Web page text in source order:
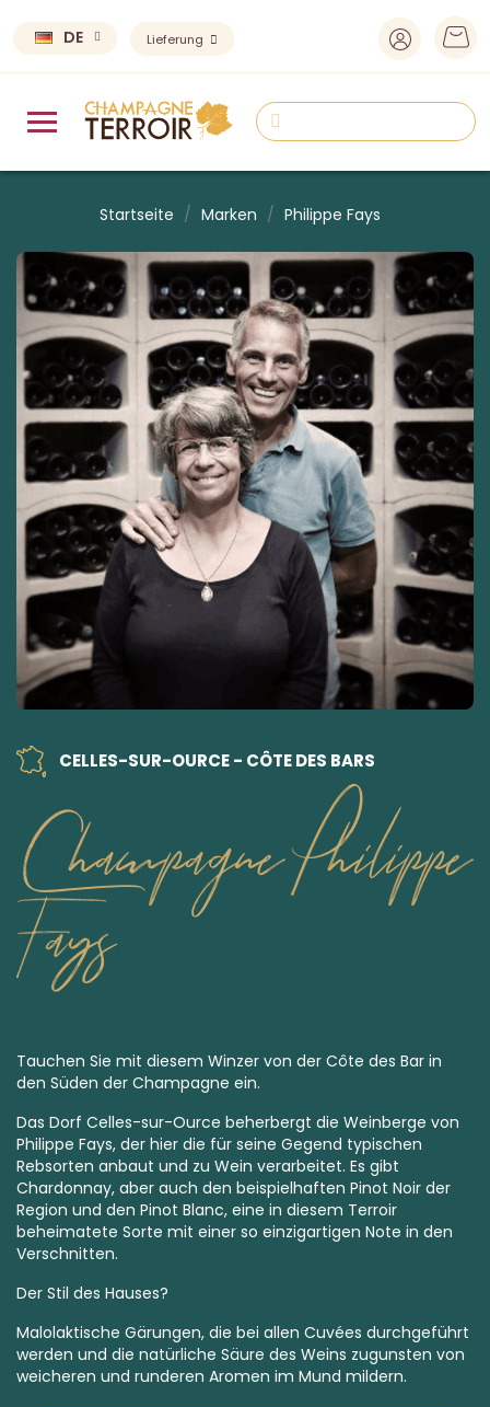
DE Lieferung
Startseite Marken Philippe Fays
CELLES-SUR-OURCE - CÔTE DES BARS
Champagne Philippe
Fays
Tauchen Sie mit diesem Winzer von der Côte des Bar in
den Süden der Champagne ein.
Das Dorf Celles-sur-Ource beherbergt die Weinberge von
Philippe Fays, der hier die für seine Gegend typischen
Rebsorten anbaut und zu Wein verarbeitet. Es gibt
Chardonnay, aber auch den beispielhaften Pinot Noir der
Region und den Pinot Blanc, eine in diesem Terroir
beheimatete Sorte mit einer so einzigartigen Note in den
Verschnitten.
Der Stil des Hauses?
Malolaktische Gärungen, die bei allen Cuvées durchgeführt
werden und die natürliche Säure des Weins zugunsten von
weicheren und runderen Aromen im Mund mildern.